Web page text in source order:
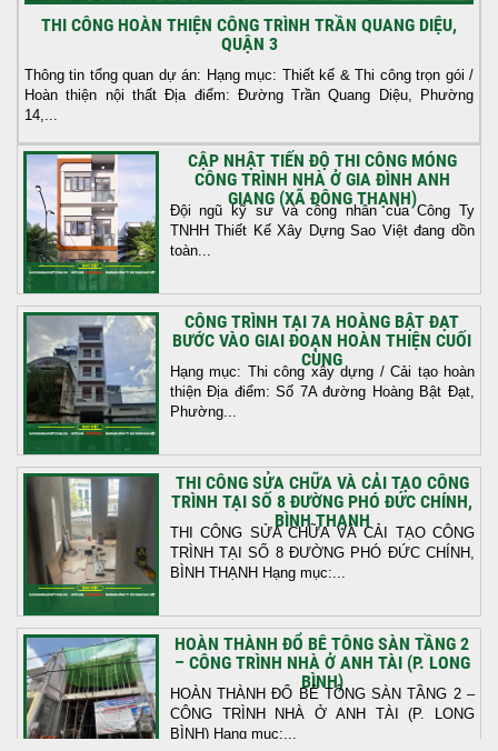
THI CÔNG HOÀN THIỆN CÔNG TRÌNH TRẦN QUANG DIỆU,
QUẬN 3
Thông tin tổng quan dự án: Hạng mục: Thiết kế & Thi công trọn gói /
Hoàn thiện nội thất Địa điểm: Đường Trần Quang Diệu, Phường
14,...
CẬP NHẬT TIẾN ĐỘ THI CÔNG MÓNG
CÔNG TRÌNH NHÀ Ở GIA ĐÌNH ANH
GIANG (XÃ ĐÔNG THẠNH)
Đội ngũ kỹ sư và công nhân của Công Ty
TNHH Thiết Kế Xây Dựng Sao Việt đang dồn
toàn...
CÔNG TRÌNH TẠI 7A HOÀNG BẬT ĐẠT
BƯỚC VÀO GIAI ĐOẠN HOÀN THIỆN CUỐI
CÙNG
Hạng mục: Thi công xây dựng / Cải tạo hoàn
thiện Địa điểm: Số 7A đường Hoàng Bật Đạt,
Phường...
THI CÔNG SỬA CHỮA VÀ CẢI TẠO CÔNG
TRÌNH TẠI SỐ 8 ĐƯỜNG PHÓ ĐỨC CHÍNH,
BÌNH THẠNH
THI CÔNG SỬA CHỮA VÀ CẢI TẠO CÔNG
TRÌNH TẠI SỐ 8 ĐƯỜNG PHÓ ĐỨC CHÍNH,
BÌNH THẠNH Hạng mục:...
HOÀN THÀNH ĐỔ BÊ TÔNG SÀN TẦNG 2
– CÔNG TRÌNH NHÀ Ở ANH TÀI (P. LONG
BÌNH)
HOÀN THÀNH ĐỔ BÊ TÔNG SÀN TẦNG 2 –
CÔNG TRÌNH NHÀ Ở ANH TÀI (P. LONG
BÌNH) Hạng mục:...